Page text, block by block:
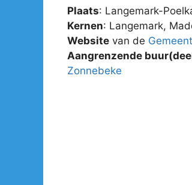
Plaats: Langemark-
Kernen: Langemark,
Website van de
Aangrenzende
Zonnebeke